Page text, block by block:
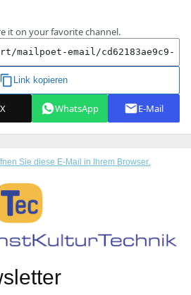
Sie diese E-Mail in Ihrem Browser.